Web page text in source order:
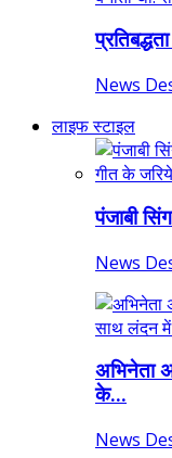
News
लाइफ स्टाइल
पंजाबी
News
अभिनेता
के...
News